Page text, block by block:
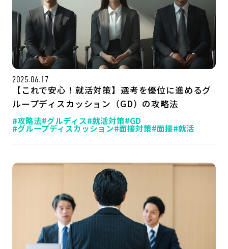
サイトマップ
公式SNSはこちら
2025.06.17
【これで安心！就活対策】選考を優位に進めるグ
ループディスカッション（GD）の攻略法
#攻略法#グルディス#就活対策#GD
#グループディスカッション#面接対策#面接#就活